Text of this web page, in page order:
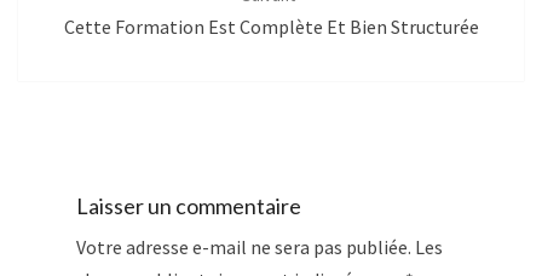
Cette Formation Est Complète Et Bien Structurée
Laisser un commentaire
Votre adresse e-mail ne sera pas publiée. Les